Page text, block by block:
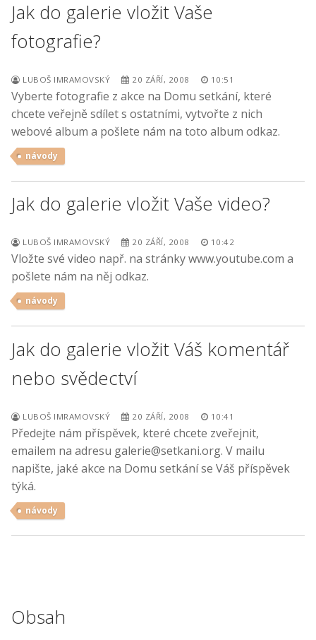
Jak do galerie vložit Vaše
fotografie?
LUBOŠ IMRAMOVSKÝ 20 ZÁŘÍ, 2008 10:51
Vyberte fotografie z akce na Domu setkání, které
chcete veřejně sdílet s ostatními, vytvořte z nich
webové album a pošlete nám na toto album odkaz.
návody
Jak do galerie vložit Vaše video?
LUBOŠ IMRAMOVSKÝ 20 ZÁŘÍ, 2008 10:42
Vložte své video např. na stránky www.youtube.com a
pošlete nám na něj odkaz.
návody
Jak do galerie vložit Váš komentář
nebo svědectví
LUBOŠ IMRAMOVSKÝ 20 ZÁŘÍ, 2008 10:41
Předejte nám příspěvek, které chcete zveřejnit,
emailem na adresu galerie@setkani.org. V mailu
napište, jaké akce na Domu setkání se Váš příspěvek
týká.
návody
Obsah